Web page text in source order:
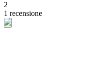
2
1 recensione